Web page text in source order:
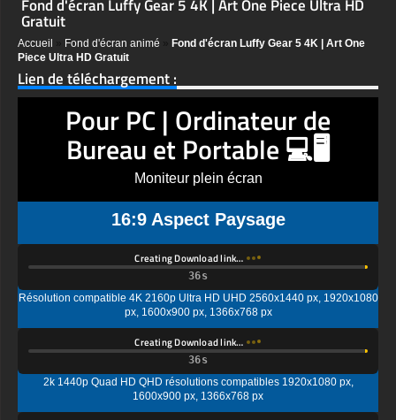
Fond d'écran Luffy Gear 5 4K | Art One Piece Ultra HD
Gratuit
Accueil Fond d'écran animé
Fond d'écran Luffy Gear 5 4K | Art One
Piece Ultra HD Gratuit
Lien de téléchargement :
Pour PC | Ordinateur de
Bureau et Portable 💻🖥️
Moniteur plein écran
16:9 Aspect Paysage
Creating Download link…
Résolution compatible 4K 2160p Ultra HD UHD 2560x1440 px, 1920x1080
px, 1600x900 px, 1366x768 px
Creating Download link…
2k 1440p Quad HD QHD résolutions compatibles 1920x1080 px,
Creating Download link…